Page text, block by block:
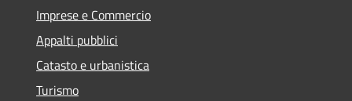
Imprese e Commercio
Appalti pubblici
Catasto e urbanistica
Turismo